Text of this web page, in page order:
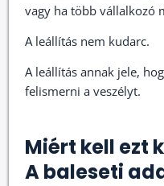
vagy ha több vállalkozó
A leállítás nem kudarc.
A leállítás annak jele,
felismerni a veszélyt.
Miért kell ezt
A baleseti